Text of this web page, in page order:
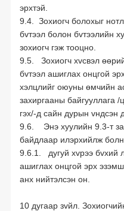
эрхтэй.
9.4. Зохиогч болохыг
бvтээл болон бvтээлийн
зохиогч гэж тооцно.
9.5. Зохиогч хvсвэл
бvтээл ашиглах онцгой
хэлцлийг оюуны өмчийн
захиргааны
гэх/-д сайн дурын vндсэн
9.6. Энэ хуулийн 9.3-т
байдлаар илэрхийлж
9.6.1. дугуй хvрээ бvхий
ашиглах онцгой эрх
анх нийтэлсэн он.
10 дугаар зvйл.